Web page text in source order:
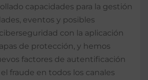
capacidades para la gestión
eventos y posibles
con la aplicación
de protección, y hemos
factores de autentificación
fraude en todos los canales